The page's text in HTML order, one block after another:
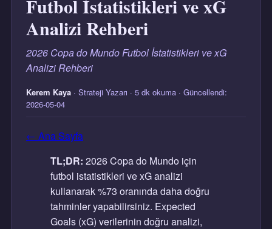
Futbol İstatistikleri ve xG
Analizi Rehberi
2026 Copa do Mundo Futbol İstatistikleri ve xG
Analizi Rehberi
Kerem Kaya · Strateji Yazarı · 5 dk okuma · Güncellendi:
2026-05-04
← Ana Sayfa
TL;DR: 2026 Copa do Mundo için
futbol istatistikleri ve xG analizi
kullanarak %73 oranında daha doğru
tahminler yapabilirsiniz. Expected
Goals (xG) verilerinin doğru analizi,